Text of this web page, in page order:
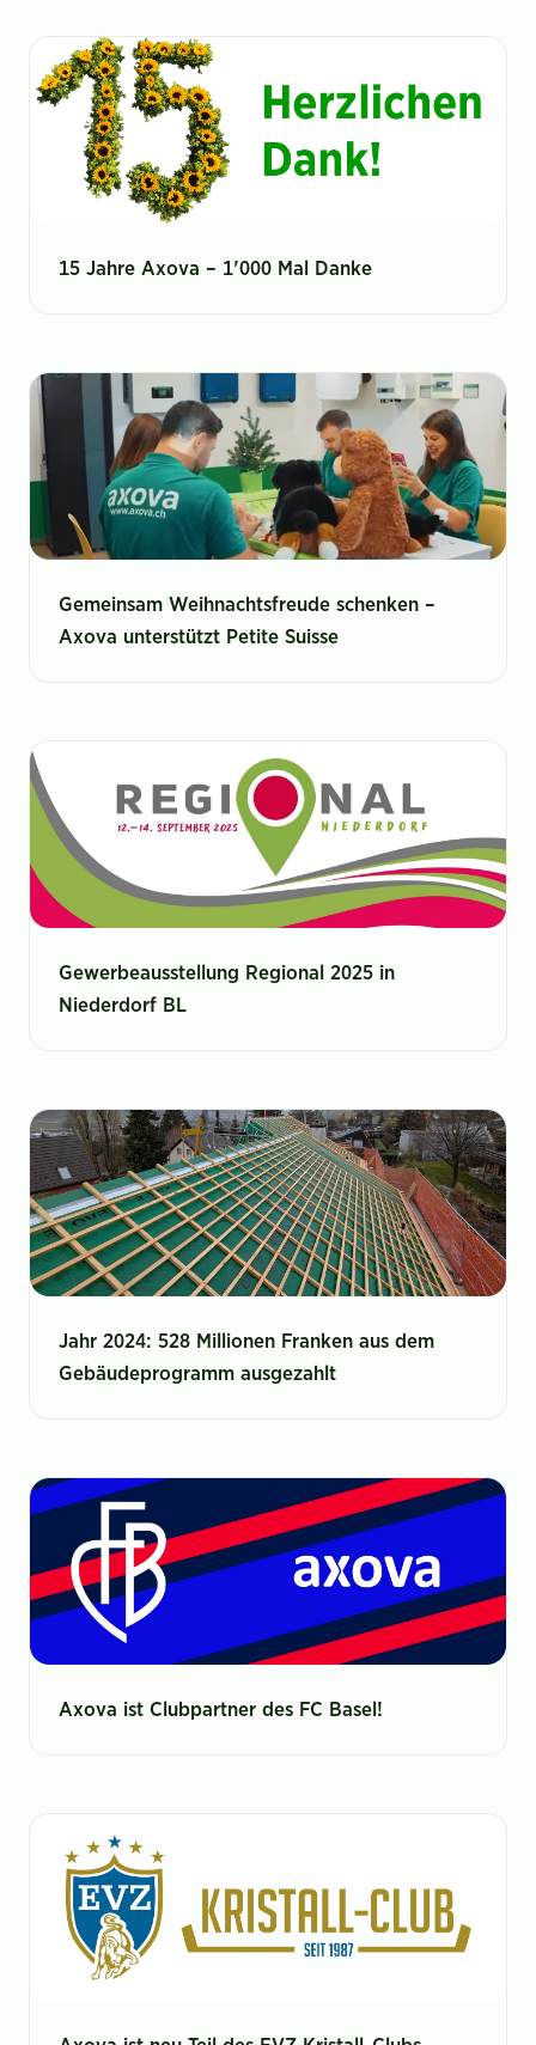
15 Jahre Axova – 1'000 Mal Danke
Gemeinsam Weihnachtsfreude schenken –
Axova unterstützt Petite Suisse
Gewerbeausstellung Regional 2025 in
Niederdorf BL
Jahr 2024: 528 Millionen Franken aus dem
Gebäudeprogramm ausgezahlt
Axova ist Clubpartner des FC Basel!